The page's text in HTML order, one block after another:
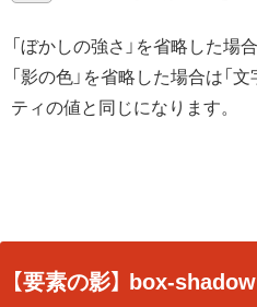
「ぼかしの強さ」を省略した場
「影の色」を省略した場合は「文
ティの値と同じになります。
【要素の影】 box-shadow